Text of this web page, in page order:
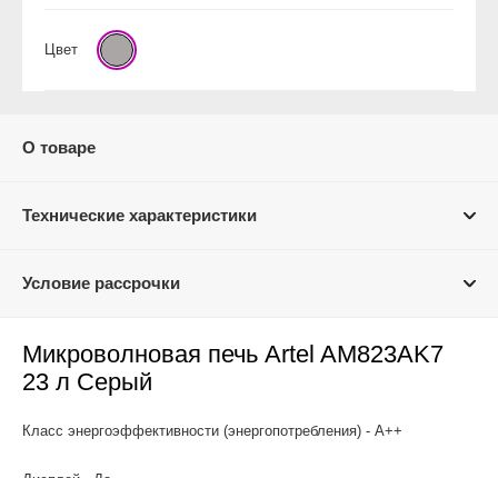
Цвет
О товаре
Технические характеристики
Условие рассрочки
Микроволновая печь Artel AM823AK7
23 л Серый
Класс энергоэффективности (энергопотребления) - А++